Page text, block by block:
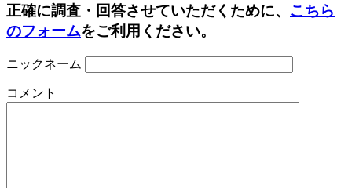
正確に調査・回答させていただくために、 こちら
のフォームをご利用ください。
ニックネーム
コメント